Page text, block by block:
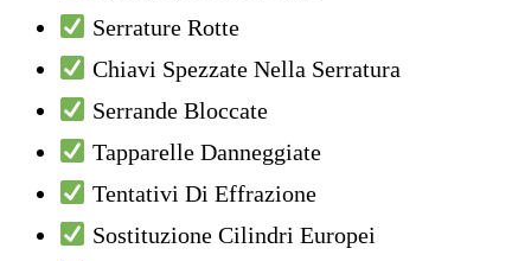
Serrature Rotte
Chiavi Spezzate Nella Serratura
Serrande Bloccate
Tapparelle Danneggiate
Tentativi Di Effrazione
Sostituzione Cilindri Europei